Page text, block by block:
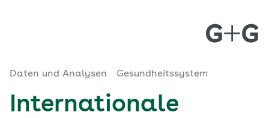
Daten und Analysen Gesundheitssystem
Internationale